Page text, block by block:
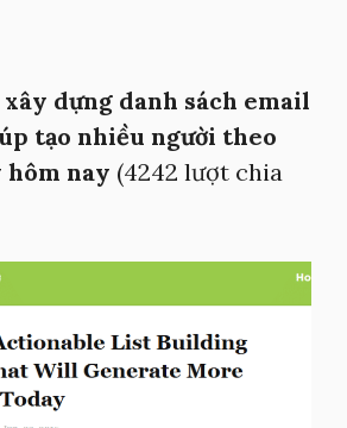
xây dựng danh sách email
tạo nhiều người theo
hôm nay (4242 lượt chia